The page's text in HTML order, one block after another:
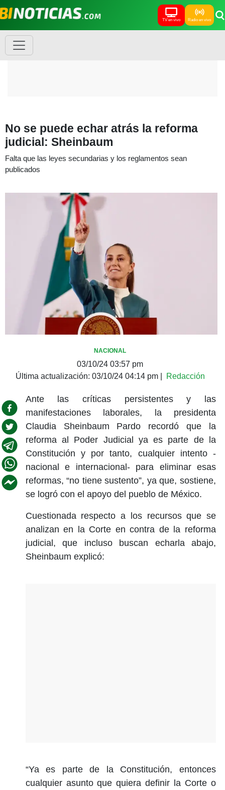
TV en vivo Radio en vivo
No se puede echar atrás la reforma
judicial: Sheinbaum
Falta que las leyes secundarias y los reglamentos sean
publicados
NACIONAL
03/10/24 03:57 pm
Última actualización: 03/10/24 04:14 pm| Redacción
Ante las críticas persistentes y las
manifestaciones laborales, la presidenta
Claudia Sheinbaum Pardo recordó que la
reforma al Poder Judicial ya es parte de la
Constitución y por tanto, cualquier intento -
nacional e internacional- para eliminar esas
reformas, “no tiene sustento”, ya que, sostiene,
se logró con el apoyo del pueblo de México.
Cuestionada respecto a los recursos que se
analizan en la Corte en contra de la reforma
judicial, que incluso buscan echarla abajo,
Sheinbaum explicó:
“Ya es parte de la Constitución, entonces
cualquier asunto que quiera definir la Corte o